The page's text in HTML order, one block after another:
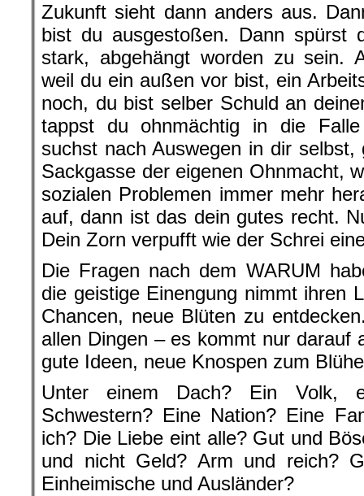
Zukunft sieht dann anders aus.
bist du ausgestoßen. Dann spürst
stark, abgehängt worden zu sein.
weil du ein außen vor bist, ein
noch, du bist selber Schuld an
tappst du ohnmächtig in die Falle
suchst nach Auswegen in dir
Sackgasse der eigenen Ohnmacht,
sozialen Problemen immer mehr
auf, dann ist das dein gutes recht.
Dein Zorn verpufft wie der Schrei
Die Fragen nach dem WARUM
die geistige Einengung nimmt ihren
Chancen, neue Blüten zu
allen Dingen – es kommt nur darauf
gute Ideen, neue Knospen zum
Unter einem Dach? Ein Volk,
Schwestern? Eine Nation? Eine
ich? Die Liebe eint alle? Gut und
und nicht Geld? Arm und reich?
Einheimische und Ausländer?